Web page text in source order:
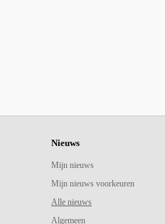
Nieuws
Mijn nieuws
Mijn nieuws voorkeuren
Alle nieuws
Algemeen